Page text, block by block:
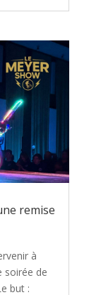
remise
à
soirée de
but :